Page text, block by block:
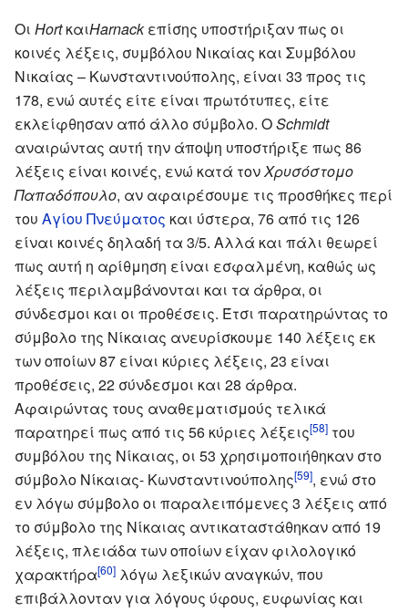
Οι HortκαιHarnackεπίσης υποστήριξαν πως οι
κοινές λέξεις, συμβόλου Νικαίας και Συμβόλου
Νικαίας – Κωνσταντινούπολης, είναι 33 προς τις
178, ενώ αυτές είτε είναι πρωτότυπες, είτε
εκλείφθησαν από άλλο σύμβολο. ΟSchmidt
αναιρώντας αυτή την άποψη υποστήριξε πως 86
λέξεις είναι κοινές, ενώ κατά τονΧρυσόστομο
Παπαδόπουλο, αν αφαιρέσουμε τις προσθήκες περί
του Αγίου Πνεύματος και ύστερα, 76 από τις 126
είναι κοινές δηλαδή τα 3/5. Αλλά και πάλι θεωρεί
πως αυτή η αρίθμηση είναι εσφαλμένη, καθώς ως
λέξεις περιλαμβάνονται και τα άρθρα, οι
σύνδεσμοι και οι προθέσεις. Έτσι παρατηρώντας το
σύμβολο της Νίκαιας ανευρίσκουμε 140 λέξεις εκ
των οποίων 87 είναι κύριες λέξεις, 23 είναι
προθέσεις, 22 σύνδεσμοι και 28 άρθρα.
Αφαιρώντας τους αναθεματισμούς τελικά
παρατηρεί πως από τις 56 κύριες λέξεις[58] του
συμβόλου της Νίκαιας, οι 53 χρησιμοποιήθηκαν στο
σύμβολο Νίκαιας- Κωνσταντινούπολης[59], ενώ στο
εν λόγω σύμβολο οι παραλειπόμενες 3 λέξεις από
το σύμβολο της Νίκαιας αντικαταστάθηκαν από 19
λέξεις, πλειάδα των οποίων είχαν φιλολογικό
χαρακτήρα[60] λόγω λεξικών αναγκών, που
επιβάλλονταν για λόγους ύφους, ευφωνίας και